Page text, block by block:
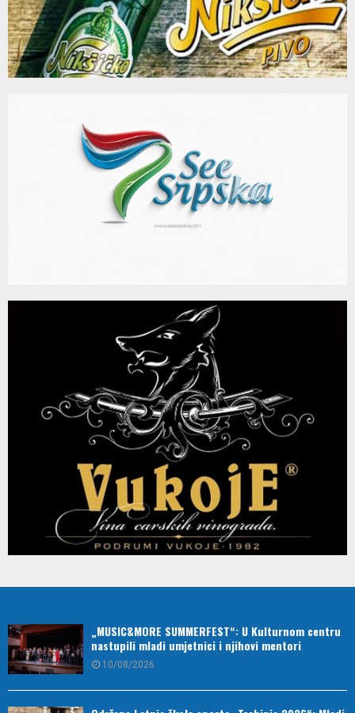
„MUSIC&MORE SUMMERFEST“: U Kulturnom centru
nastupili mladi umjetnici i njihovi mentori
10/08/2026